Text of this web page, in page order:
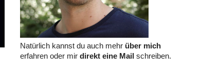
Natürlich kannst du auch mehr über mich
erfahren oder mirdirekt eine Mail schreiben.